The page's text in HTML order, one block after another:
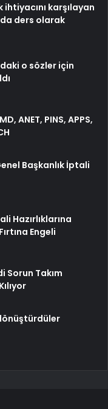
karşılayan
ders olarak
o sözler için
ANET, PINS, APPS,
Başkanlık İptali
Hazırlıklarına
Engeli
Sorun Takım